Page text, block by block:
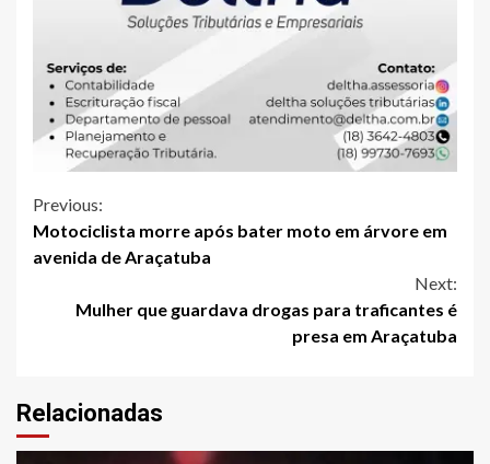
Continue
Reading
Previous:
Motociclista morre após bater moto em árvore em
avenida de Araçatuba
Next:
Mulher que guardava drogas para traficantes é
presa em Araçatuba
Relacionadas